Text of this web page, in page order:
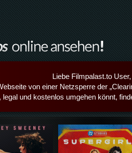
Liebe Filmpalast.to User,
von einer Netzsperre der
und kostenlos umgehen könnt,
Details,Play